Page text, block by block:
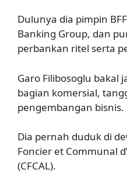
Dulunya dia pimpin
Banking Group, dan
perbankan ritel serta
Garo Filibosoglu bakal
bagian komersial,
pengembangan bisnis.
Dia pernah duduk di
Foncier et Communal
(CFCAL).